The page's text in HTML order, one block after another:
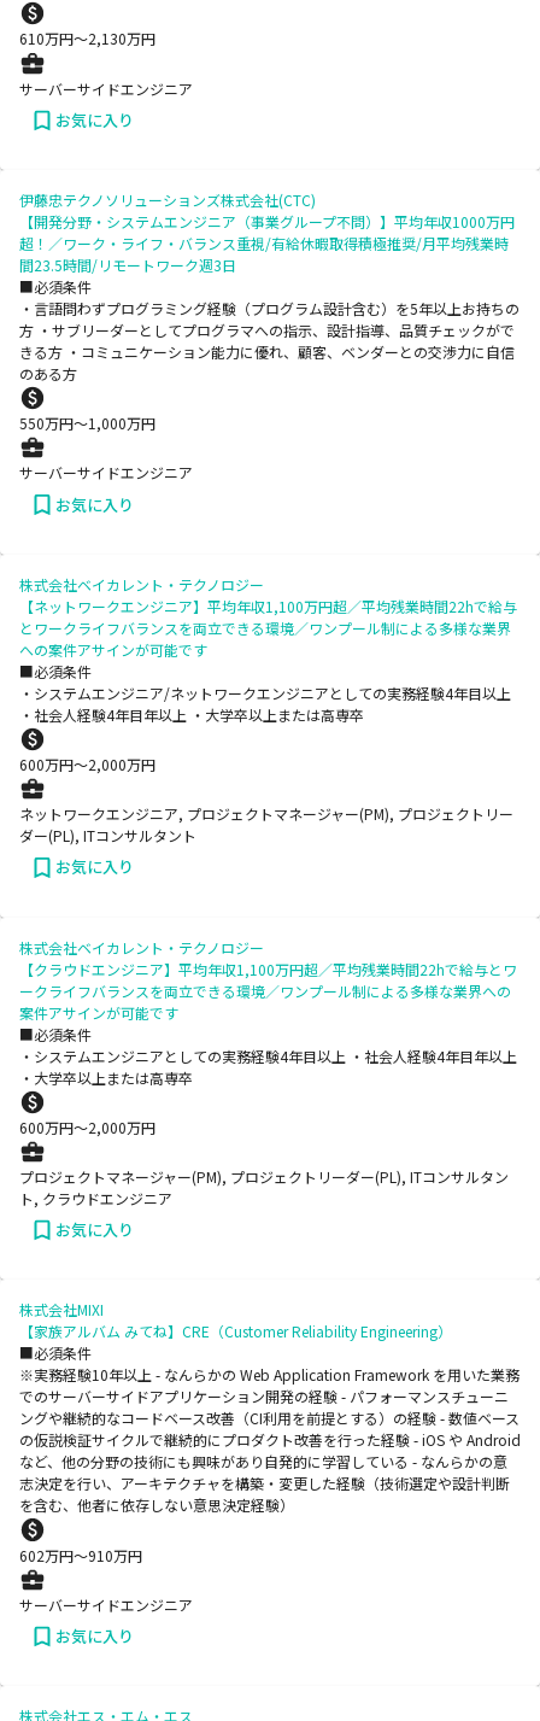
610万円〜2,130万円
サーバーサイドエンジニア
お気に入り
伊藤忠テクノソリューションズ株式会社(CTC)
【開発分野・システムエンジニア（事業グループ不問）】平均年収1000万円
超！／ワーク・ライフ・バランス重視/有給休暇取得積極推奨/月平均残業時
間23.5時間/リモートワーク週3日
■必須条件
・言語問わずプログラミング経験（プログラム設計含む）を5年以上お持ちの
方 ・サブリーダーとしてプログラマへの指示、設計指導、品質チェックがで
きる方 ・コミュニケーション能力に優れ、顧客、ベンダーとの交渉力に自信
のある方
550万円〜1,000万円
サーバーサイドエンジニア
お気に入り
株式会社ベイカレント・テクノロジー
【ネットワークエンジニア】平均年収1,100万円超／平均残業時間22hで給与
とワークライフバランスを両立できる環境／ワンプール制による多様な業界
への案件アサインが可能です
■必須条件
・システムエンジニア/ネットワークエンジニアとしての実務経験4年目以上
・社会人経験4年目年以上 ・大学卒以上または高専卒
600万円〜2,000万円
ネットワークエンジニア, プロジェクトマネージャー(PM), プロジェクトリー
ダー(PL), ITコンサルタント
お気に入り
株式会社ベイカレント・テクノロジー
【クラウドエンジニア】平均年収1,100万円超／平均残業時間22hで給与とワ
ークライフバランスを両立できる環境／ワンプール制による多様な業界への
案件アサインが可能です
■必須条件
・システムエンジニアとしての実務経験4年目以上 ・社会人経験4年目年以上
・大学卒以上または高専卒
600万円〜2,000万円
プロジェクトマネージャー(PM), プロジェクトリーダー(PL), ITコンサルタン
ト, クラウドエンジニア
お気に入り
株式会社MIXI
【家族アルバム みてね】CRE（Customer Reliability Engineering）
■必須条件
※実務経験10年以上 - なんらかの Web Application Framework を用いた業務
でのサーバーサイドアプリケーション開発の経験 - パフォーマンスチューニ
ングや継続的なコードベース改善（CI利用を前提とする）の経験 - 数値ベース
の仮説検証サイクルで継続的にプロダクト改善を行った経験 - iOS や Android
など、他の分野の技術にも興味があり自発的に学習している - なんらかの意
志決定を行い、アーキテクチャを構築・変更した経験（技術選定や設計判断
を含む、他者に依存しない意思決定経験）
602万円〜910万円
サーバーサイドエンジニア
お気に入り
株式会社エス・エム・エス